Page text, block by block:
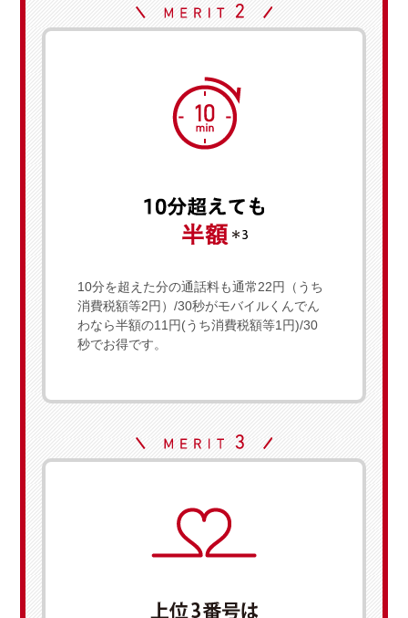
10分を超えた分の通話料も通常22円（うち
消費税額等2円）/30秒がモバイルくんでん
わなら半額の11円(うち消費税額等1円)/30
秒でお得です。